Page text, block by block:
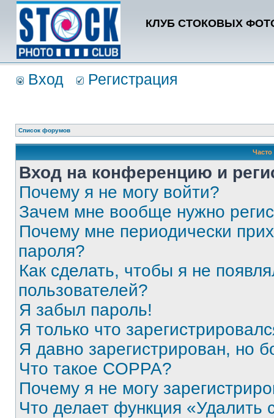
КЛУБ СТОКОВЫХ
Вход Регистрация
Список форумов
Вход на конференцию и
Почему я не могу войти?
Зачем мне вообще нужно
Почему мне периодически
пароля?
Как сделать, чтобы я не
пользователей?
Я забыл пароль!
Я только что
Я давно зарегистрирован, но
Что такое COPPA?
Почему я не могу
Что делает функция «Удалить